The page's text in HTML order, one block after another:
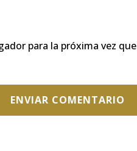
para la próxima vez que
ENVIAR COMENTARIO